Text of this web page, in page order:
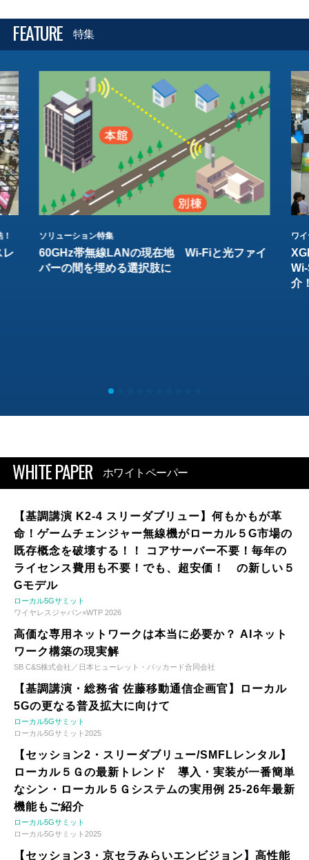
FEATURE 特集
レ
ソリューション特集
60GHz帯無線LANの現在地 Wi-Fiと光ファイ
バーの間を埋める選択肢に
ワ
介
WHITE PAPER ホワイトペーパー
【基調講演 K2-4 スリーダブリュー】何もかもが革
命！ゲームチェンジャー無線機がローカル５G市場の
既存概念を破壊する！！ コアサーバー不要！毎年の
ライセンス費用も不要！でも、超安価！ の新しい５
Gモデル
ローカル5Gサミット
ワイヤレスジャパン×WTP 2026
高価な専用ネットワークは本当に必要か？ AIネット
ワーク構築の現実解
SB C&S株式会社／日本ヒューレット・パッカード合同会社
【基調講演・総務省 佐藤移動通信企画官】ローカル
5Gの更なる普及拡大に向けて
ローカル5Gサミット
ローカル5Gサミット2025
【セッション2・スリーダブリュー/SMFLレンタル】
ローカル５Ｇの最新トレンド 導入・実装が一番簡単
なシン・ローカル５Ｇシステムの実用例 25-26年最新
機能もご紹介
ローカル5Gサミット
ローカル5Gサミット2025
【セッション3・京セラみらいエンビジョン】高性能